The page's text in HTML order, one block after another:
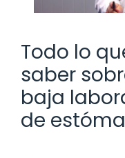
Todo lo
saber
baja
de